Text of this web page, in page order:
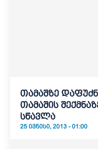
თამაშზე
თამაშის
სწავლა
25 ᲘᲕᲜᲘᲡᲘ, 2013 - 01:00